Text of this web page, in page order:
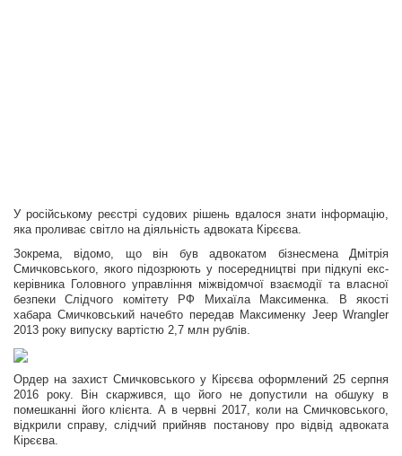
У російському реєстрі судових рішень вдалося знати інформацію,
яка проливає світло на діяльність адвоката Кірєєва.
Зокрема, відомо, що він був адвокатом бізнесмена Дмітрія
Смичковського, якого підозрюють у посередництві при підкупі екс-
керівника Головного управління міжвідомчої взаємодії та власної
безпеки Слідчого комітету РФ Михаїла Максименка. В якості
хабара Смичковський начебто передав Максименку Jeep Wrangler
2013 року випуску вартістю 2,7 млн рублів.
Ордер на захист Смичковського у Кірєєва оформлений 25 серпня
2016 року. Він скаржився, що його не допустили на обшуку в
помешканні його клієнта. А в червні 2017, коли на Смичковського,
відкрили справу, слідчий прийняв постанову про відвід адвоката
Кірєєва.